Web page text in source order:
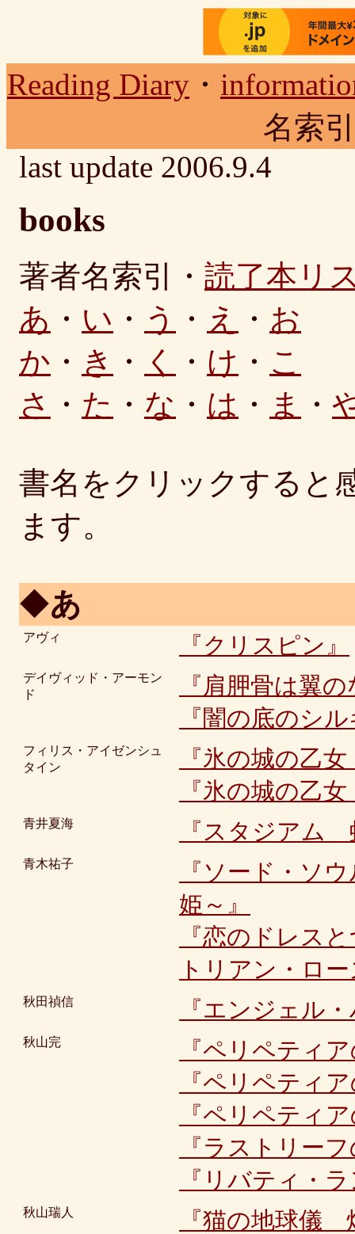
Reading Diary ・
名索
last update 2006.9.4
books
著者名索引・ 読了本リ
あ ・ い ・ う ・ え ・ お
か ・ き ・ く ・ け ・ こ
さ ・ た ・ な ・ は ・ ま ・
書名をクリックすると
ます。
◆あ
アヴィ 『クリスピン』
デイヴィッド・アーモン
ド
『肩胛骨は翼
『闇の底のシ
フィリス・アイゼンシュ
タイン
『氷の城の乙
『氷の城の乙
青井夏海 『スタジアム
青木祐子
『ソード・ソ
姫～』
『恋のドレス
トリアン・ロ
秋田禎信 『エンジェル
秋山完
『ペリペティ
『ペリペティ
『ペリペティ
『ラストリー
『リバティ・
秋山瑞人
『猫の地球儀